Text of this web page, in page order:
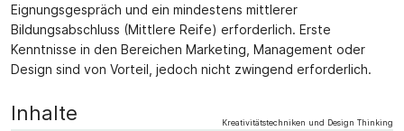
Eignungsgespräch und ein mindestens mittlerer
Bildungsabschluss (Mittlere Reife) erforderlich. Erste
Kenntnisse in den Bereichen Marketing, Management oder
Design sind von Vorteil, jedoch nicht zwingend erforderlich.
Inhalte Kreativitätstechniken und Design Thinking